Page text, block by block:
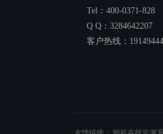
Tel：400-0371-828
Q Q：3284642207
客户热线：